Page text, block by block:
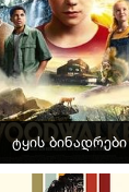
ტყის ბინადრები